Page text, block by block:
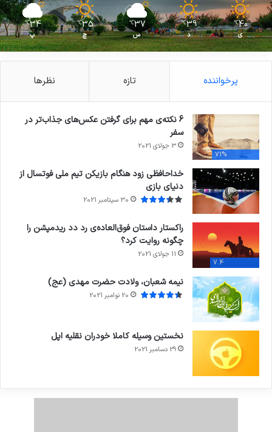
40
℃
ی
39
℃
د
37
℃
س
35
℃
چ
34
℃
پ
پرخواننده تازه نظرها
71%
6 نکته‌ی مهم برای گرفتن عکس‌های جذاب‌تر در
سفر
3 جولای 2021
خداحافظی زود هنگام بازیکن تیم ملی فوتسال از
دنیای بازی
30 سپتامبر 2021
7.4
راکستار داستان فوق‌العاده‌ی رد دد ریدمپشن را
چگونه روایت کرد؟
11 جولای 2021
نیمه شعبان، ولادت حضرت مهدی (عج)
20 نوامبر 2021
نخستین وسیله کاملا خودران نقلیه اپل
29 دسامبر 2021